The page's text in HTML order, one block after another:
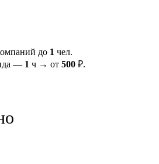
до 1 чел.
— 1 ч → от 500 ₽.